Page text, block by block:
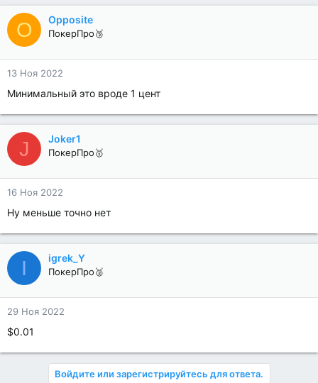
O Opposite
ПокерПро🥉
13 Ноя 2022
Минимальный это вроде 1 цент
J Joker1
ПокерПро🥇
16 Ноя 2022
Ну меньше точно нет
I igrek_Y
ПокерПро🥈
29 Ноя 2022
$0.01
Войдите или зарегистрируйтесь для ответа.